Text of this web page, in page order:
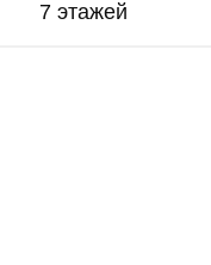
7 этажей